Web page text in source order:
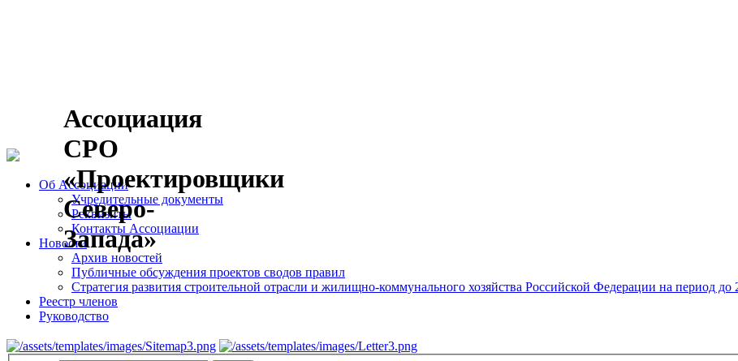
Ассоциация
СРО
«Проектировщики
Северо-
Запада»
Об Ассоциации
Учредительные документы
Реквизиты
Контакты Ассоциации
Новости
Архив новостей
Публичные обсуждения проектов сводов правил
Стратегия развития строительной отрасли и жилищно-коммунального хозяйства Российской Федерации на период до
Реестр членов
Руководство